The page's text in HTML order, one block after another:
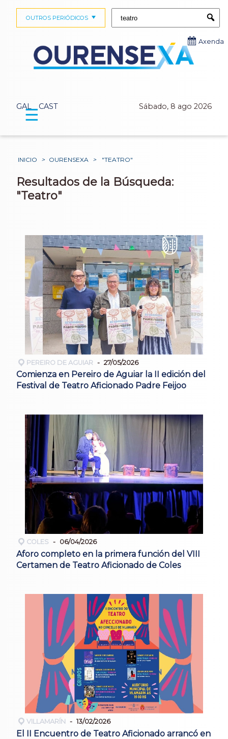
GAL CAST Sábado, 8 ago 2026
OUTROS PERIÓDICOS
Axenda
☰
INICIO > OURENSEXA > "TEATRO"
Resultados de la Búsqueda:
"Teatro"
PEREIRO DE AGUIAR 27/05/2026
Comienza en Pereiro de Aguiar la II edición del
Festival de Teatro Aficionado Padre Feijoo
COLES 06/04/2026
Aforo completo en la primera función del VIII
Certamen de Teatro Aficionado de Coles
VILLAMARÍN 13/02/2026
El II Encuentro de Teatro Aficionado arrancó en